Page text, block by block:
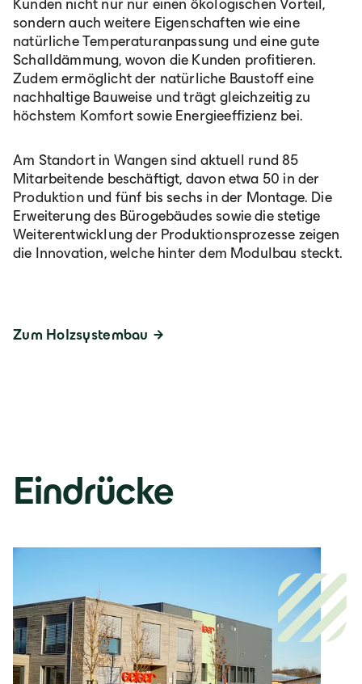
Zum Holzsystembau
Kunden nicht nur nur einen ökologischen Vorteil,
sondern auch weitere Eigenschaften wie eine
natürliche Temperaturanpassung und eine gute
Schalldämmung, wovon die Kunden profitieren.
Zudem ermöglicht der natürliche Baustoff eine
nachhaltige Bauweise und trägt gleichzeitig zu
höchstem Komfort sowie Energieeffizienz bei.
Am Standort in Wangen sind aktuell rund 85
Mitarbeitende beschäftigt, davon etwa 50 in der
Produktion und fünf bis sechs in der Montage. Die
Erweiterung des Bürogebäudes sowie die stetige
Weiterentwicklung der Produktionsprozesse zeigen
die Innovation, welche hinter dem Modulbau steckt.
Eindrücke